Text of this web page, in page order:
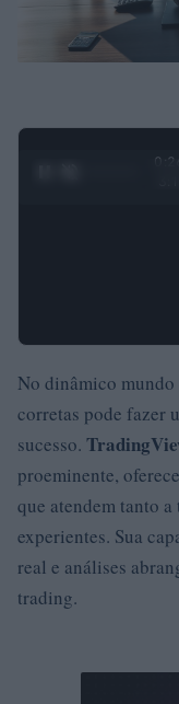
No dinâmico mundo
corretas pode fazer
sucesso.
proeminente,
que atendem tanto
experientes. Sua
real e análises
trading.